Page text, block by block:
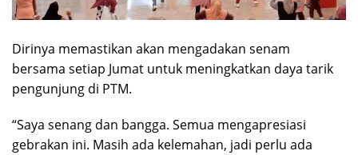
Dirinya memastikan akan mengadakan senam
bersama setiap Jumat untuk meningkatkan daya tarik
pengunjung di PTM.
“Saya senang dan bangga. Semua mengapresiasi
gebrakan ini. Masih ada kelemahan, jadi perlu ada